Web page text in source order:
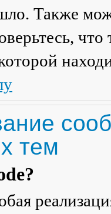
Также
тем